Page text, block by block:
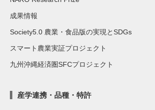
成果情報
Society5.0 農業・食品版の実現とSDGs
スマート農業実証プロジェクト
九州沖縄経済圏SFCプロジェクト
産学連携・品種・特許